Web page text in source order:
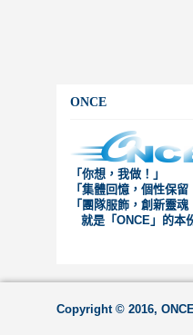
ONCE
「你想，我做！」
「集體回憶，個性保留
「團隊服飾，創新靈魂
就是「ONCE」的本
Copyright © 2016,